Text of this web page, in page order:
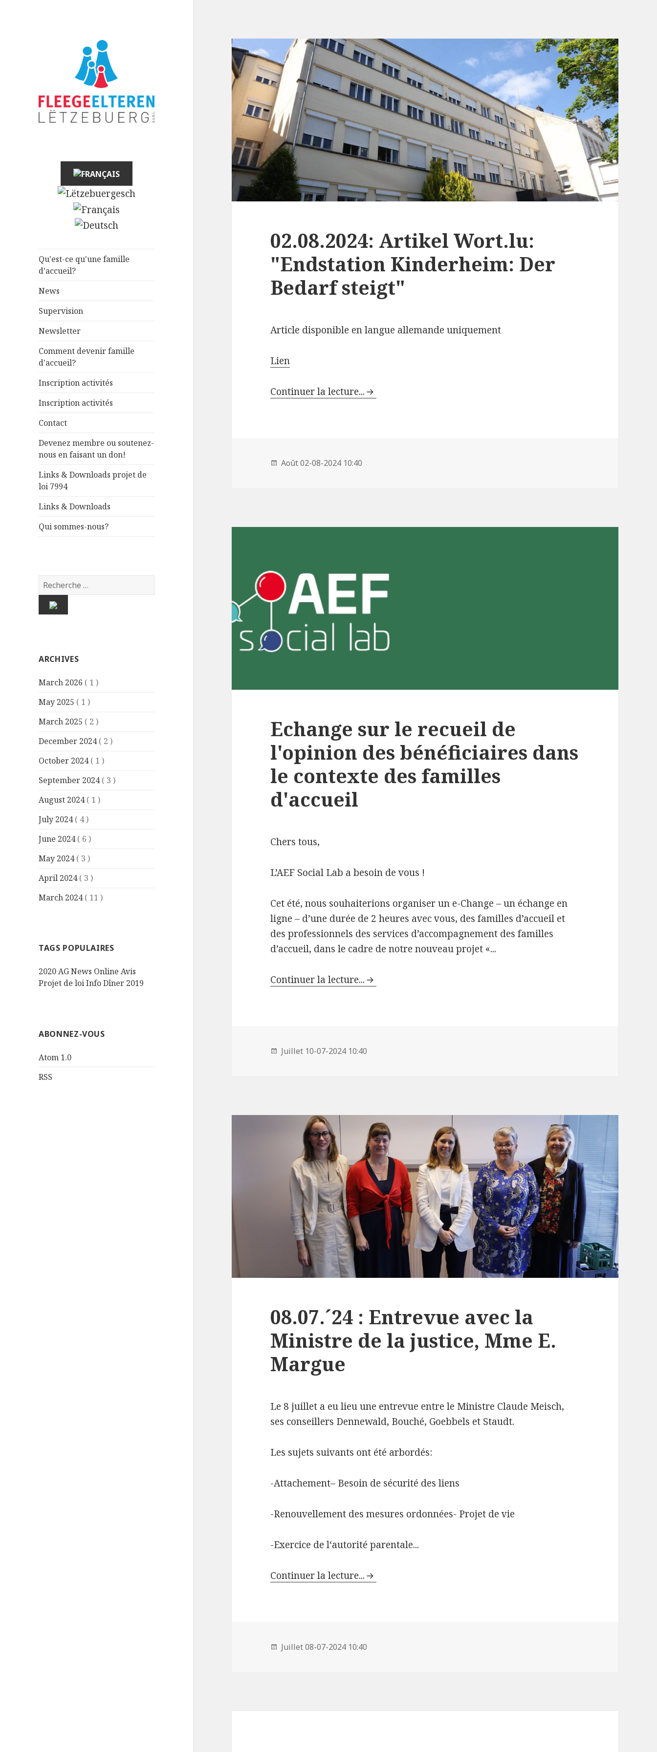
Qu'est-ce qu'une famille
d'accueil?
News
Supervision
Newsletter
Comment devenir famille
d'accueil?
Inscription activités
Inscription activités
Contact
Devenez membre ou soutenez-
nous en faisant un don!
Links & Downloads projet de
loi 7994
Links & Downloads
Qui sommes-nous?
ARCHIVES
March 2026 ( 1 )
May 2025 ( 1 )
March 2025 ( 2 )
December 2024 ( 2 )
October 2024 ( 1 )
September 2024 ( 3 )
August 2024 ( 1 )
July 2024 ( 4 )
June 2024 ( 6 )
May 2024 ( 3 )
April 2024 ( 3 )
March 2024 ( 11 )
TAGS POPULAIRES
2020AGNews Online Avis
Projet de loiInfoDîner 2019
ABONNEZ-VOUS
Atom 1.0
RSS
02.08.2024: Artikel Wort.lu:
"Endstation Kinderheim: Der
Bedarf steigt"
Article disponible en langue allemande uniquement
Lien
Continuer la lecture...
Août 02-08-2024 10:40
Echange sur le recueil de
l'opinion des bénéficiaires dans
le contexte des familles
d'accueil
Chers tous,
L’AEF Social Lab a besoin de vous !
Cet été, nous souhaiterions organiser un e-Change – un échange en
ligne – d’une durée de 2 heures avec vous, des familles d’accueil et
des professionnels des services d’accompagnement des familles
d’accueil, dans le cadre de notre nouveau projet «...
Continuer la lecture...
Juillet 10-07-2024 10:40
08.07.´24 : Entrevue avec la
Ministre de la justice, Mme E.
Margue
Le 8 juillet a eu lieu une entrevue entre le Ministre Claude Meisch,
ses conseillers Dennewald, Bouché, Goebbels et Staudt.
Les sujets suivants ont été arbordés:
-Attachement– Besoin de sécurité des liens
-Renouvellement des mesures ordonnées- Projet de vie
-Exercice de l‘autorité parentale...
Continuer la lecture...
Juillet 08-07-2024 10:40